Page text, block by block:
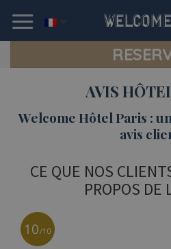
content
AVIS
Welcome Hôtel Paris :
avis